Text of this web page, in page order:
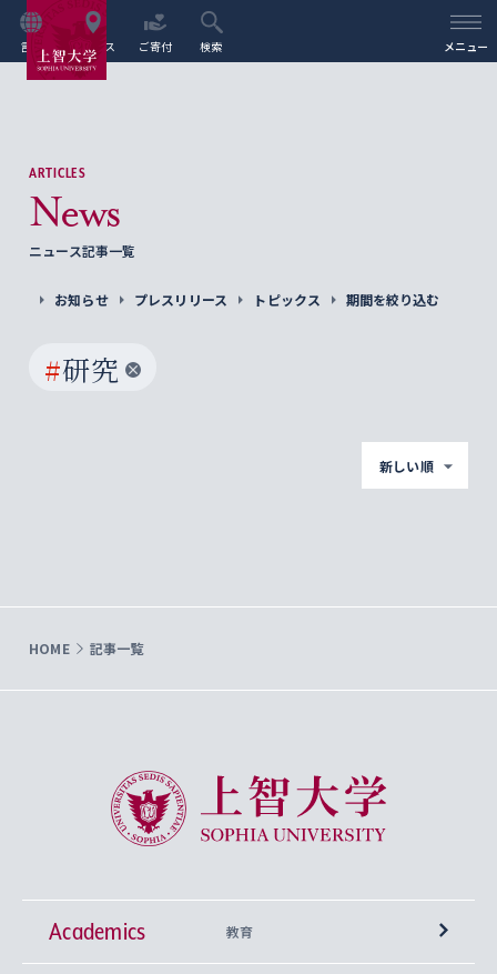
言語 アクセス ご寄付 検索 メニュー
ARTICLES
News
ニュース記事一覧
お知らせ プレスリリース トピックス 期間を絞り込む
#研究
新しい順
HOME 記事一覧
上智大学 Sophia University
Academics 教育